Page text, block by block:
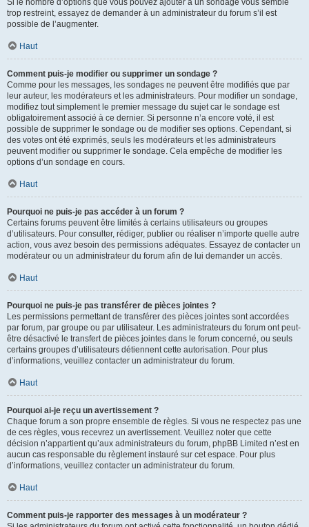
Si le nombre d’options que vous pouvez ajouter à un sondage vous semble
trop restreint, essayez de demander à un administrateur du forum s’il est
possible de l’augmenter.
Haut
Comment puis-je modifier ou supprimer un sondage ?
Comme pour les messages, les sondages ne peuvent être modifiés que par
leur auteur, les modérateurs et les administrateurs. Pour modifier un sondage,
modifiez tout simplement le premier message du sujet car le sondage est
obligatoirement associé à ce dernier. Si personne n’a encore voté, il est
possible de supprimer le sondage ou de modifier ses options. Cependant, si
des votes ont été exprimés, seuls les modérateurs et les administrateurs
peuvent modifier ou supprimer le sondage. Cela empêche de modifier les
options d’un sondage en cours.
Haut
Pourquoi ne puis-je pas accéder à un forum ?
Certains forums peuvent être limités à certains utilisateurs ou groupes
d’utilisateurs. Pour consulter, rédiger, publier ou réaliser n’importe quelle autre
action, vous avez besoin des permissions adéquates. Essayez de contacter un
modérateur ou un administrateur du forum afin de lui demander un accès.
Haut
Pourquoi ne puis-je pas transférer de pièces jointes ?
Les permissions permettant de transférer des pièces jointes sont accordées
par forum, par groupe ou par utilisateur. Les administrateurs du forum ont peut-
être désactivé le transfert de pièces jointes dans le forum concerné, ou seuls
certains groupes d’utilisateurs détiennent cette autorisation. Pour plus
d’informations, veuillez contacter un administrateur du forum.
Haut
Pourquoi ai-je reçu un avertissement ?
Chaque forum a son propre ensemble de règles. Si vous ne respectez pas une
de ces règles, vous recevrez un avertissement. Veuillez noter que cette
décision n’appartient qu’aux administrateurs du forum, phpBB Limited n’est en
aucun cas responsable du règlement instauré sur cet espace. Pour plus
d’informations, veuillez contacter un administrateur du forum.
Haut
Comment puis-je rapporter des messages à un modérateur ?